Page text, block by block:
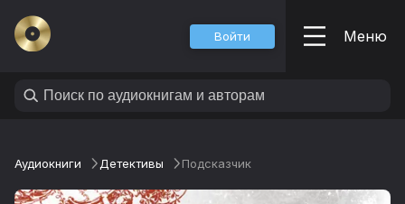
Войти Меню
Аудиокниги Детективы Подсказчик